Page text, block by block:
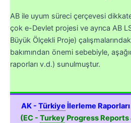
AB ile uyum süreci çerçevesi
çok e-Devlet projesi ve ayrıca AB
Büyük Ölçekli Proje)
bakımından önemi sebebiyle,
raporları v.d.) sunulmuştur.
AK - Türkiye İlerleme
(EC - Turkey Progress Reports